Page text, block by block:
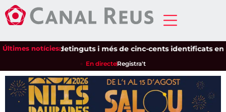
Últimes notícies:
Setze detinguts i més de cinc-cents identificats en
En directeRegistra't